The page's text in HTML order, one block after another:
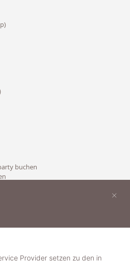
buchen
Provider setzen zu den in
×